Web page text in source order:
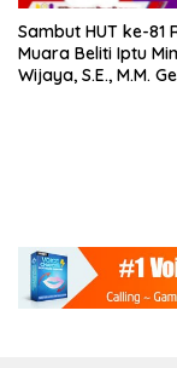
Sambut HUT ke-81
Muara Beliti Iptu
Wijaya, S.E., M.M.